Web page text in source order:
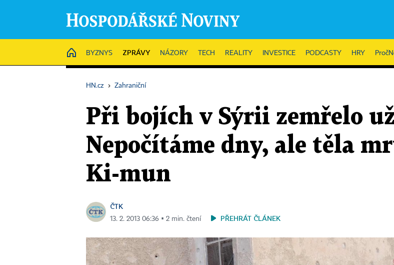
HOME
BYZNYS ZPRÁVY NÁZORY TECH REALITY INVESTICE PODCASTY HRY
HN.cz › Zahraniční
Při bojích v Sýrii zemřelo
Nepočítáme dny, ale těla
Ki-mun
ČTK
13. 2. 2013 06:36 ▪ 2 min. čtení PŘEHRÁT ČLÁNEK